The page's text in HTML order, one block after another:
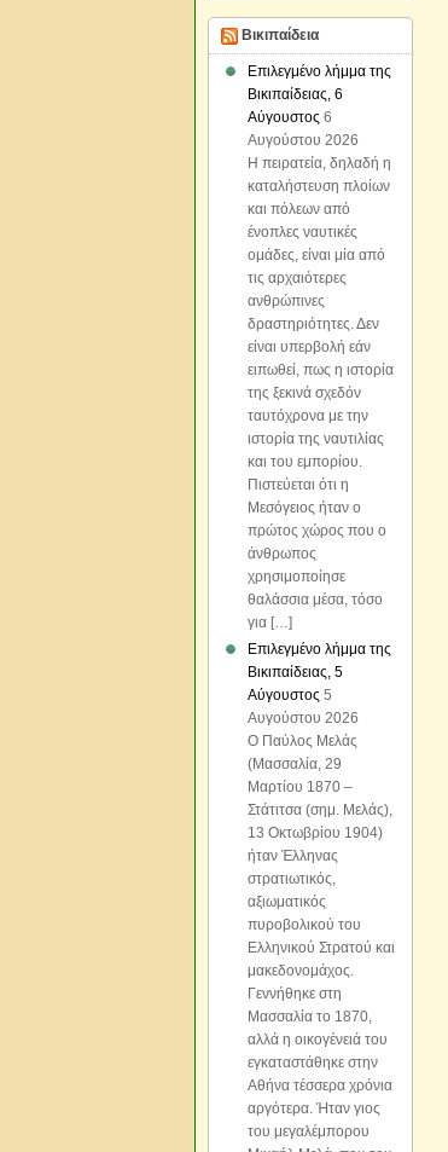
Βικιπαίδεια
Επιλεγμένο λήμμα της
Βικιπαίδειας, 6
Αύγουστος 6
Αυγούστου 2026
Η πειρατεία, δηλαδή η
καταλήστευση πλοίων
και πόλεων από
ένοπλες ναυτικές
ομάδες, είναι μία από
τις αρχαιότερες
ανθρώπινες
δραστηριότητες. Δεν
είναι υπερβολή εάν
ειπωθεί, πως η ιστορία
της ξεκινά σχεδόν
ταυτόχρονα με την
ιστορία της ναυτιλίας
και του εμπορίου.
Πιστεύεται ότι η
Μεσόγειος ήταν ο
πρώτος χώρος που ο
άνθρωπος
χρησιμοποίησε
θαλάσσια μέσα, τόσο
για […]
Επιλεγμένο λήμμα της
Βικιπαίδειας, 5
Αύγουστος 5
Αυγούστου 2026
Ο Παύλος Μελάς
(Μασσαλία, 29
Μαρτίου 1870 –
Στάτιτσα (σημ. Μελάς),
13 Οκτωβρίου 1904)
ήταν Έλληνας
στρατιωτικός,
αξιωματικός
πυροβολικού του
Ελληνικού Στρατού και
μακεδονομάχος.
Γεννήθηκε στη
Μασσαλία το 1870,
αλλά η οικογένειά του
εγκαταστάθηκε στην
Αθήνα τέσσερα χρόνια
αργότερα. Ήταν γιος
του μεγαλέμπορου